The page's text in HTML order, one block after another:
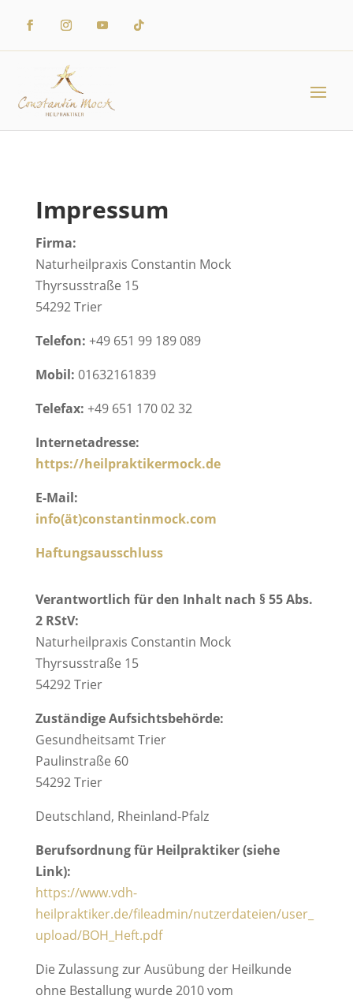
Impressum
Firma:
Naturheilpraxis Constantin Mock
Thyrsusstraße 15
54292 Trier
Telefon: +49 651 99 189 089
Mobil: 01632161839
Telefax: +49 651 170 02 32
Internetadresse:
https://heilpraktikermock.de
E-Mail:
info(ät)constantinmock.com
Haftungsausschluss
Verantwortlich für den Inhalt nach § 55 Abs.
2 RStV:
Naturheilpraxis Constantin Mock
Thyrsusstraße 15
54292 Trier
Zuständige Aufsichtsbehörde:
Gesundheitsamt Trier
Paulinstraße 60
54292 Trier
Deutschland, Rheinland-Pfalz
Berufsordnung für Heilpraktiker (siehe
Link):
https://www.vdh-
heilpraktiker.de/fileadmin/nutzerdateien/user_
upload/BOH_Heft.pdf
Die Zulassung zur Ausübung der Heilkunde
ohne Bestallung wurde 2010 vom